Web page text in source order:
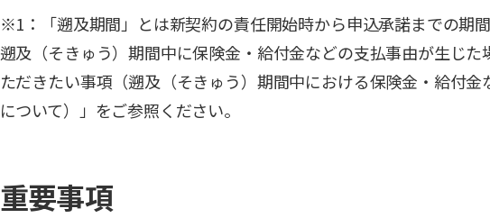
※1：「遡及期間」とは新契約の責任開始時から申込承諾までの期間
遡及（そきゅう）期間中に保険金・給付金などの支払事由が生じ
ただきたい事項（遡及（そきゅう）期間中における保険金・給付
について）」をご参照ください。
重要事項